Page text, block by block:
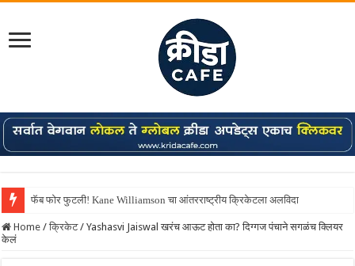
फॅब फोर फुटली! Kane Williamson चा आंतरराष्ट्रीय क्रिकेटला अलविदा
Home / क्रिकेट / Yashasvi Jaiswal खरंच आऊट होता का? दिग्गज पंचाने सगळंच क्लियर
केलं